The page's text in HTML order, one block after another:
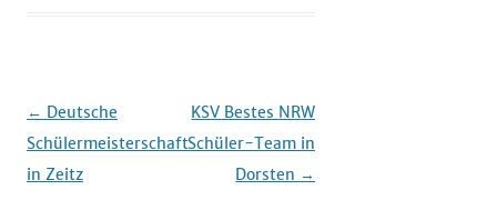
Beitrags-
Navigation
← Deutsche
Schülermeisterschaft
in Zeitz
KSV Bestes NRW
Schüler-Team in
Dorsten →